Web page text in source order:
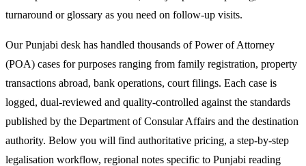
turnaround or glossary as you need on follow-up visits.
Our Punjabi desk has handled thousands of Power of Attorney
(POA) cases for purposes ranging from family registration, property
transactions abroad, bank operations, court filings. Each case is
logged, dual-reviewed and quality-controlled against the standards
published by the Department of Consular Affairs and the destination
authority. Below you will find authoritative pricing, a step-by-step
legalisation workflow, regional notes specific to Punjabi reading